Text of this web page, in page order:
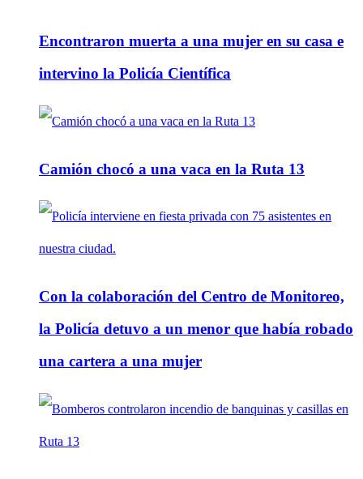
Encontraron muerta a una mujer en su casa e
intervino la Policía Científica
Camión chocó a una vaca en la Ruta 13
Con la colaboración del Centro de Monitoreo,
la Policía detuvo a un menor que había robado
una cartera a una mujer